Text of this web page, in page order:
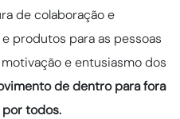
de colaboração e
produtos para as pessoas
e entusiasmo dos
de dentro para fora
todos.